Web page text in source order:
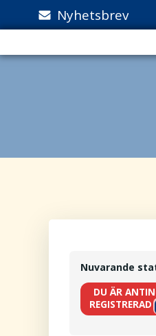
till
Nyhetsbrev
Nuvarande
DU ÄR
REGISTRERAD